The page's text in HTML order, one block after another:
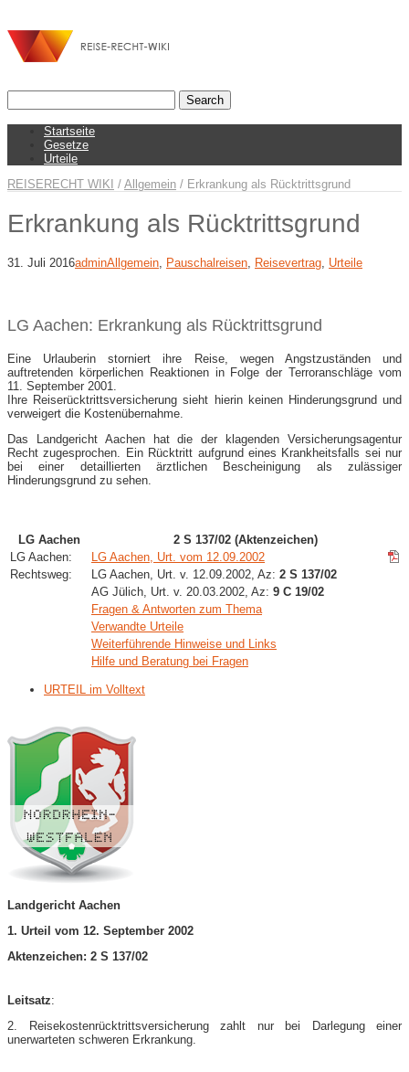
Startseite
Gesetze
Urteile
REISERECHT WIKI / Allgemein / Erkrankung als Rücktrittsgrund
Erkrankung als Rücktrittsgrund
31. Juli 2016adminAllgemein Pauschalreisen Reisevertrag Urteile
LG Aachen: Erkrankung als Rücktrittsgrund
Eine Urlauberin storniert ihre Reise, wegen Angstzuständen und
auftretenden körperlichen Reaktionen in Folge der Terroranschläge vom
11. September 2001.
Ihre Reiserücktrittsversicherung sieht hierin keinen Hinderungsgrund und
verweigert die Kostenübernahme.
Das Landgericht Aachen hat die der klagenden Versicherungsagentur
Recht zugesprochen. Ein Rücktritt aufgrund eines Krankheitsfalls sei nur
bei einer detaillierten ärztlichen Bescheinigung als zulässiger
Hinderungsgrund zu sehen.
LG Aachen
2 S 137/02 (Aktenzeichen)
LG Aachen:
LG Aachen, Urt. vom 12.09.2002
Rechtsweg:
LG Aachen, Urt. v. 12.09.2002, Az: 2 S 137/02
AG Jülich, Urt. v. 20.03.2002, Az: 9 C 19/02
Fragen & Antworten zum Thema
Verwandte Urteile
Weiterführende Hinweise und Links
Hilfe und Beratung bei Fragen
URTEIL im Volltext
Landgericht Aachen
1. Urteil vom 12. September 2002
Aktenzeichen: 2 S 137/02
Leitsatz:
2. Reisekostenrücktrittsversicherung zahlt nur bei Darlegung einer
unerwarteten schweren Erkrankung.